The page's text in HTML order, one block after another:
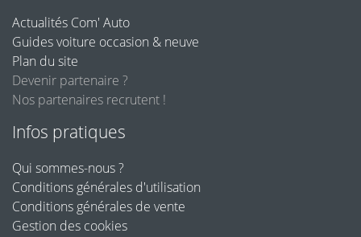
Actualités Com' Auto
Guides voiture occasion & neuve
Plan du site
Devenir partenaire ?
Nos partenaires recrutent !
Infos pratiques
Qui sommes-nous ?
Conditions générales d'utilisation
Conditions générales de vente
Gestion des cookies